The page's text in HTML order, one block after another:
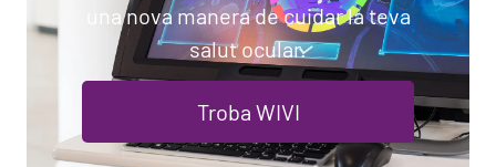
una nova manera de cuidar la teva
salut ocular.
Troba WIVI